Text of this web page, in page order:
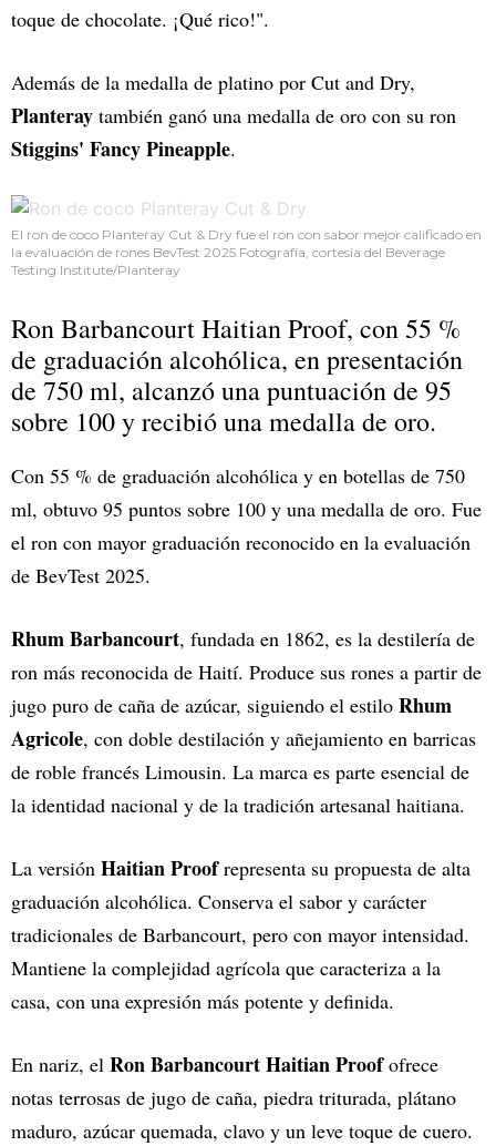
toque de chocolate. ¡Qué rico!".
Además de la medalla de platino por Cut and Dry,
Planteray también ganó una medalla de oro con su ron
Stiggins' Fancy Pineapple.
El ron de coco Planteray Cut & Dry fue el ron con sabor mejor calificado en
la evaluación de rones BevTest 2025.Fotografía, cortesía del Beverage
Testing Institute/Planteray
Ron Barbancourt Haitian Proof, con 55 %
de graduación alcohólica, en presentación
de 750 ml, alcanzó una puntuación de 95
sobre 100 y recibió una medalla de oro.
Con 55 % de graduación alcohólica y en botellas de 750
ml, obtuvo 95 puntos sobre 100 y una medalla de oro. Fue
el ron con mayor graduación reconocido en la evaluación
de BevTest 2025.
Rhum Barbancourt, fundada en 1862, es la destilería de
ron más reconocida de Haití. Produce sus rones a partir de
jugo puro de caña de azúcar, siguiendo el estilo Rhum
Agricole, con doble destilación y añejamiento en barricas
de roble francés Limousin. La marca es parte esencial de
la identidad nacional y de la tradición artesanal haitiana.
La versión Haitian Proofrepresenta su propuesta de alta
graduación alcohólica. Conserva el sabor y carácter
tradicionales de Barbancourt, pero con mayor intensidad.
Mantiene la complejidad agrícola que caracteriza a la
casa, con una expresión más potente y definida.
En nariz, el Ron Barbancourt Haitian Proofofrece
notas terrosas de jugo de caña, piedra triturada, plátano
maduro, azúcar quemada, clavo y un leve toque de cuero.